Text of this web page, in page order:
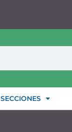
SECCIONES